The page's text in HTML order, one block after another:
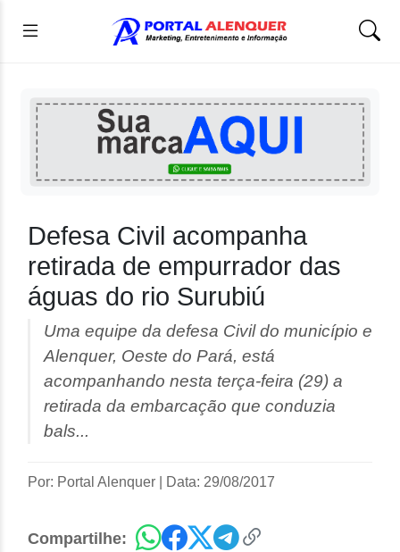
Defesa Civil acompanha
retirada de empurrador das
águas do rio Surubiú
Uma equipe da defesa Civil do município e
Alenquer, Oeste do Pará, está
acompanhando nesta terça-feira (29) a
retirada da embarcação que conduzia
bals...
Por: Portal Alenquer Data: 29/08/2017
Compartilhe: